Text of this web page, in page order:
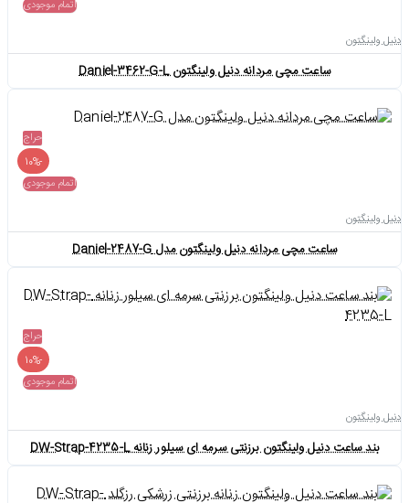
اتمام موجودی
دنیل ولینگتون
ساعت مچی مردانه دنیل ولینگتون Daniel-3462-G-L
حراج
-10%
اتمام موجودی
دنیل ولینگتون
ساعت مچی مردانه دنیل ولینگتون مدل Daniel-2487-G
حراج
-10%
اتمام موجودی
دنیل ولینگتون
بند ساعت دنیل ولینگتون برزنتی سرمه ای سیلور زنانه DW-Strap-4235-L